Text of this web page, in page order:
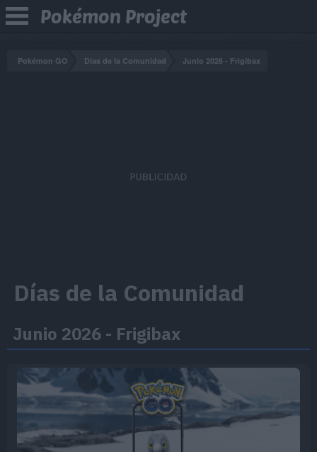
Pokémon Project
Pokémon GO Días de la Comunidad Junio 2026 - Frigibax
Días de la Comunidad
Junio 2026 - Frigibax